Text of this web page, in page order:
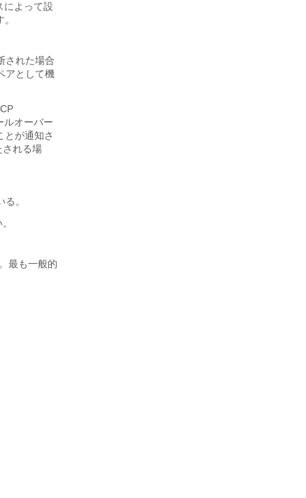
によって設
された場合
アとして機
ルオーバー
とが通知さ
される場
。
最も一般的